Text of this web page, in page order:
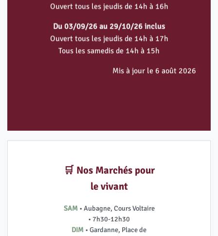
Ouvert tous les jeudis de 14h à 16h
Du 03/09/26 au 29/10/26 inclus
Ouvert tous les jeudis de 14h à 17h
Tous les samedis de 14h à 15h
Mis à jour le 6 août 2026
🛒 Nos Marchés pour
le vivant
SAM • Aubagne, Cours Voltaire
• 7h30-12h30
DIM • Gardanne, Place de